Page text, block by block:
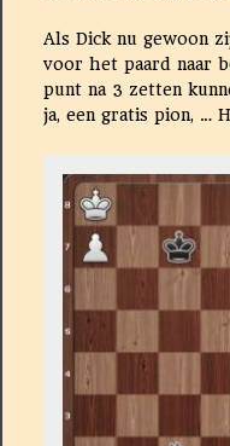
Als Dick nu gewoon
voor het paard naar
punt na 3 zetten
ja, een gratis pion, …